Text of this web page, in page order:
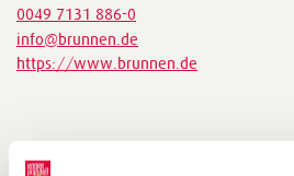
0049 7131 886-0
info@brunnen.de
https://www.brunnen.de